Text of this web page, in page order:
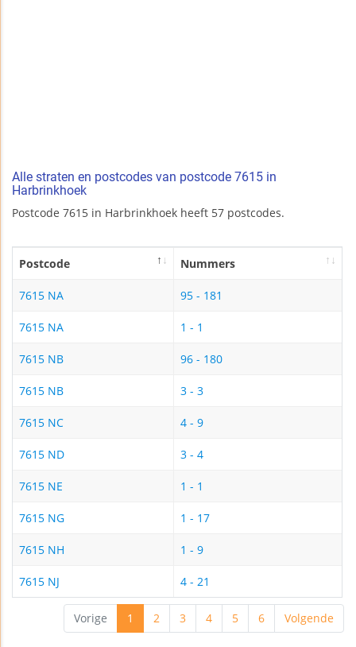
Alle straten en postcodes van postcode 7615 in
Harbrinkhoek
Postcode 7615 in Harbrinkhoek heeft 57 postcodes.
Postcode Nummers
7615 NA 95 - 181
7615 NA 1 - 1
7615 NB 96 - 180
7615 NB 3 - 3
7615 NC 4 - 9
7615 ND 3 - 4
7615 NE 1 - 1
7615 NG 1 - 17
7615 NH 1 - 9
7615 NJ 4 - 21
Vorige 1 2 3 4 5 6 Volgende